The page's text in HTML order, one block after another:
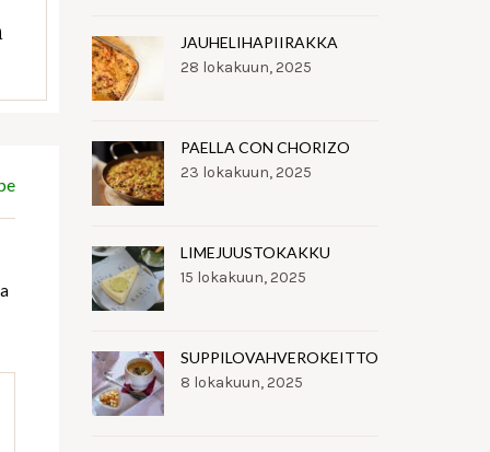
JAUHELIHAPIIRAKKA
28 lokakuun, 2025
PAELLA CON CHORIZO
23 lokakuun, 2025
LIMEJUUSTOKAKKU
15 lokakuun, 2025
SUPPILOVAHVEROKEITTO
8 lokakuun, 2025